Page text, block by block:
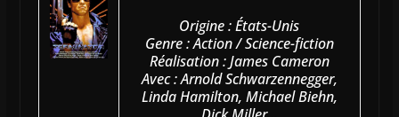
Origine : États-Unis
Genre : Action / Science-fiction
Réalisation : James Cameron
Avec : Arnold Schwarzennegger,
Linda Hamilton, Michael Biehn,